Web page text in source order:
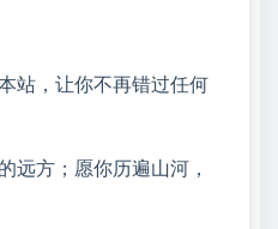
所值。
业 + 减少信息差 + 见识
价值，也为众多创业者
站，让你不再错过任何
远方；愿你历遍山河，